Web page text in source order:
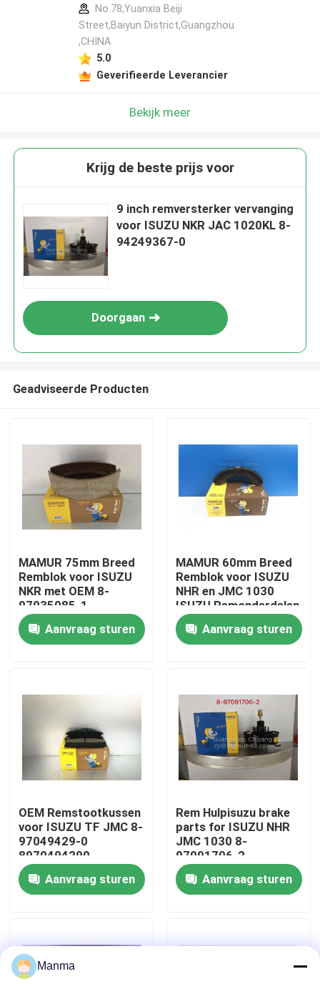
Huis
Producten
Kwaliteitscontrole
Verzoek om een Citaat
Vrachtwagen Autodeel
Isuzu Engine Parts
No.78,Yuanxia Beiji
Street,Baiyun District,Guangzhou
,CHINA
5.0
Geverifieerde Leverancier
Bekijk meer
Krijg de beste prijs voor
9 inch remversterker vervanging
voor ISUZU NKR JAC 1020KL 8-
94249367-0
Doorgaan
Geadviseerde Producten
MAMUR 75mm Breed
Remblok voor ISUZU
NKR met OEM 8-
97035085-1 -
Hoogwaardige ISUZU
Remonderdelen
Aanvraag sturen
MAMUR 60mm Breed
Remblok voor ISUZU
NHR en JMC 1030
ISUZU Remonderdelen
Aanvraag sturen
OEM Remstootkussen
voor ISUZU TF JMC 8-
97049429-0
8970494290
350112007
Aanvraag sturen
Rem Hulpisuzu brake
parts for ISUZU NHR
JMC 1030 8-
97091706-2
Aanvraag sturen
Manma